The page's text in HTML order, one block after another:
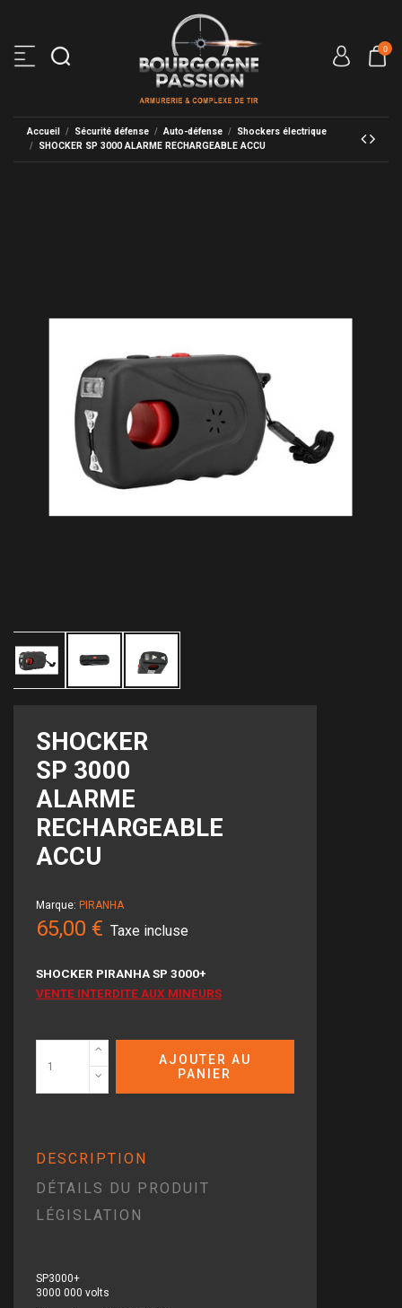
0
Accueil Sécurité défense Auto-défense
Shockers électrique
SHOCKER SP 3000 ALARME RECHARGEABLE ACCU
SHOCKER
SP 3000
ALARME
RECHARGEABLE
ACCU
Marque: PIRANHA
65,00 € Taxe incluse
SHOCKER PIRANHA SP 3000+
VENTE INTERDITE AUX MINEURS
AJOUTER AU
PANIER
DESCRIPTION
DÉTAILS DU PRODUIT
LÉGISLATION
SP3000+
3000 000 volts